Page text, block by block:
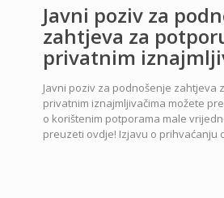
Javni poziv za
zahtjeva za
privatnim
Javni poziv za podnošenje zahtjeva
privatnim iznajmljivačima možete
o korištenim potporama male
preuzeti ovdje! Izjavu o prihvaćanju